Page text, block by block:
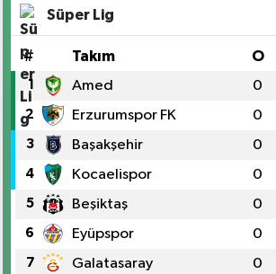
Süper Lig
# Takım O
1 Amed 0
2 Erzurumspor FK 0
3 Başakşehir 0
4 Kocaelispor 0
5 Beşiktaş 0
6 Eyüpspor 0
7 Galatasaray 0